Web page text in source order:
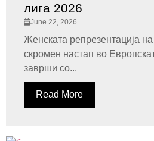
лига 2026
June 22, 2026
Женската репрезентација
скромен настап во
заврши со...
Read More